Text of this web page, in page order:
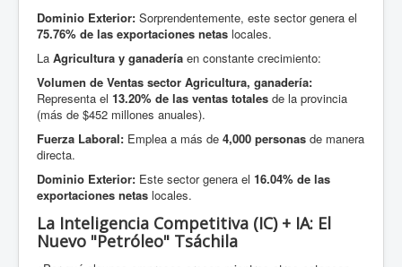
Dominio Exterior: Sorprendentemente, este sector genera el
75.76% de las exportaciones netas locales.
La Agricultura y ganadería en constante crecimiento:
Volumen de Ventas sector Agricultura, ganadería:
Representa el 13.20% de las ventas totales de la provincia
(más de $452 millones anuales).
Fuerza Laboral: Emplea a más de 4,000 personas de manera
directa.
Dominio Exterior: Este sector genera el 16.04% de las
exportaciones netas locales.
La Inteligencia Competitiva (IC) + IA: El
Nuevo "Petróleo" Tsáchila